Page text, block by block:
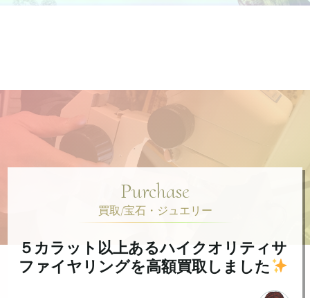
Purchase
買取/宝石・ジュエリー
５カラット以上あるハイクオリティサ
ファイヤリングを高額買取しました